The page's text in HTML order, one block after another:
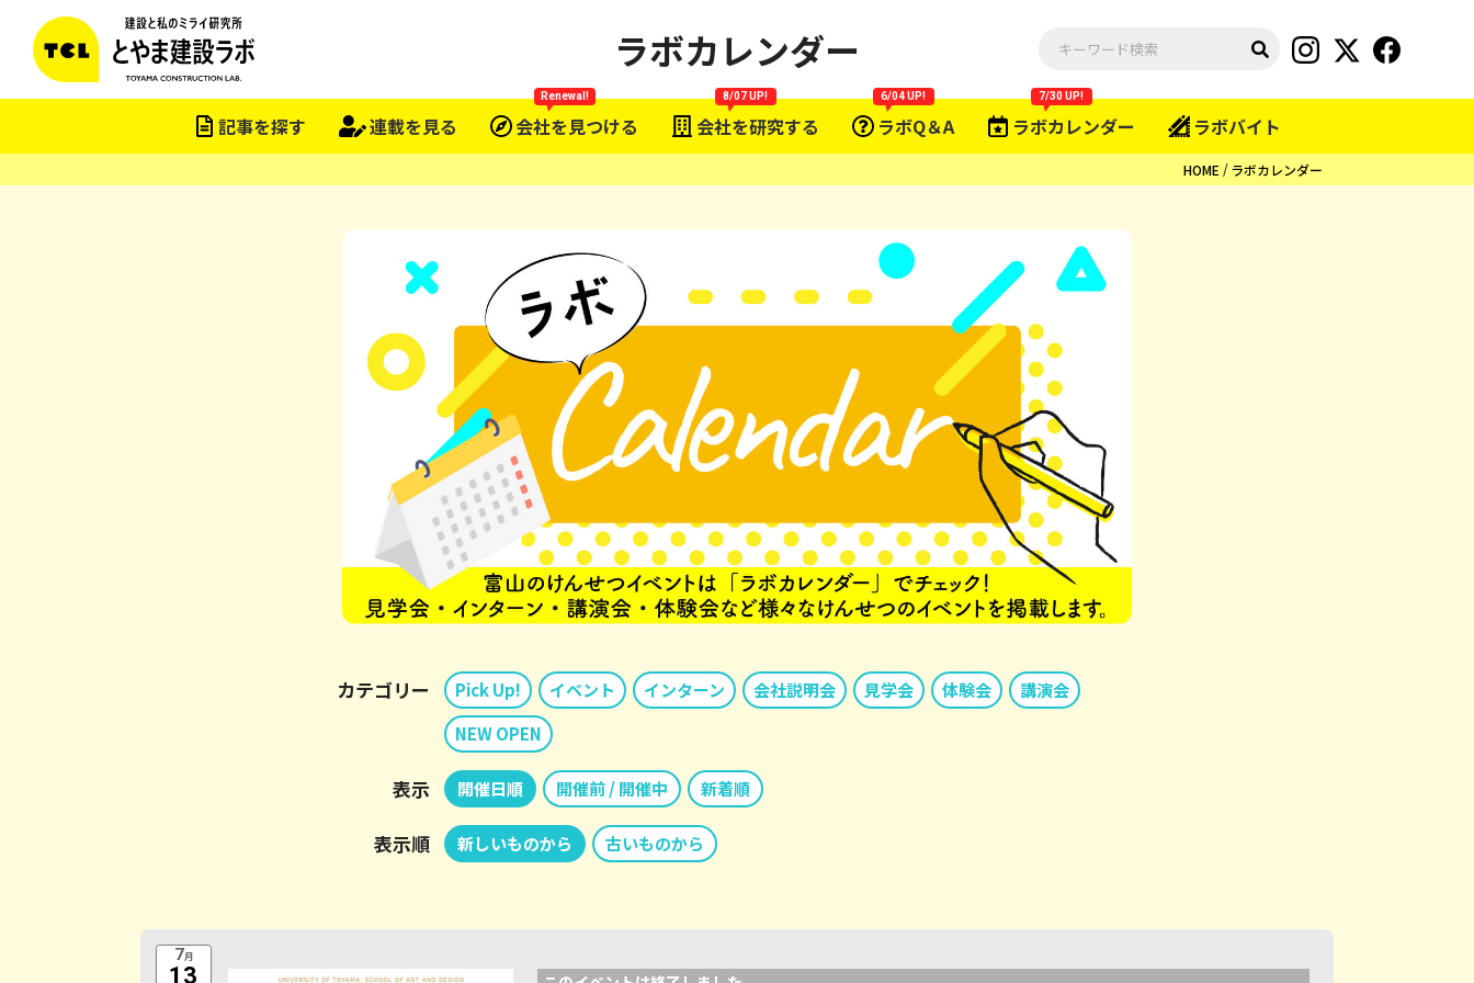
記事を探す 連載を見る 会社を見つける
Renewal!
会社を研究する
8/07 UP!
ラボQ＆A
6/04 UP!
ラボカレンダー
7/30 UP!
ラボバイト
ラボカレンダー
HOME ラボカレンダー
カテゴリー Pick Up! イベント インターン 会社説明会 見学会 体験会
講演会
NEW OPEN
表示 開催日順 開催前 / 開催中 新着順
表示順 新しいものから 古いものから
7月
13